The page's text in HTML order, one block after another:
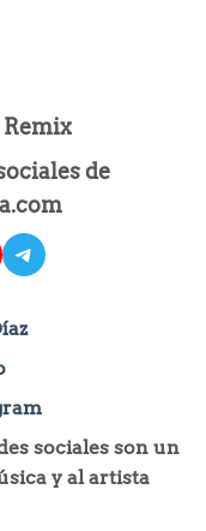
de
Telegram
sociales son un
y al artista